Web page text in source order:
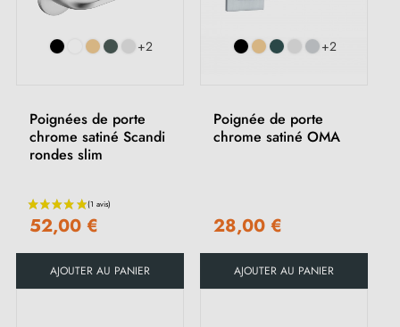
+2
Poignées de porte
chrome satiné Scandi
rondes slim
52,00 €
AJOUTER AU PANIER
+2
Poignée de porte
chrome satiné OMA
28,00 €
AJOUTER AU PANIER